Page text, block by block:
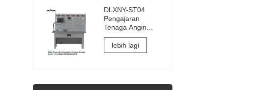
DLXNY-ST04
Pengajaran
Tenaga Angin
Sistem Latihan
Bersepadu
Fotovoltaik Suria
lebih lagi